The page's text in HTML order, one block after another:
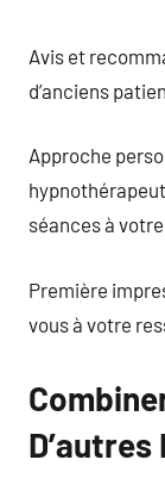
Avis et
d’anciens
Approche
séances à
Première
vous à votre